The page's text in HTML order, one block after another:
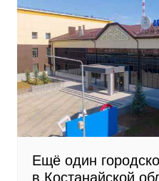
i
k
i
Ещё один
в Костанайской